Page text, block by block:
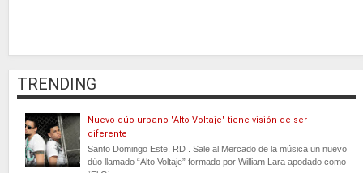
TRENDING
Nuevo dúo urbano "Alto Voltaje" tiene visión de ser
diferente
Santo Domingo Este, RD . Sale al Mercado de la música un nuevo
dúo llamado “Alto Voltaje” formado por William Lara apodado como